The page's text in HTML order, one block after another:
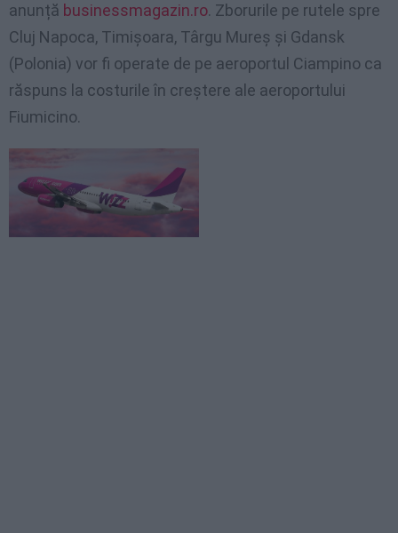
anunță businessmagazin.ro. Zborurile pe rutele spre
Cluj Napoca, Timişoara, Târgu Mureş şi Gdansk
(Polonia) vor fi operate de pe aeroportul Ciampino ca
răspuns la costurile în creştere ale aeroportului
Fiumicino.